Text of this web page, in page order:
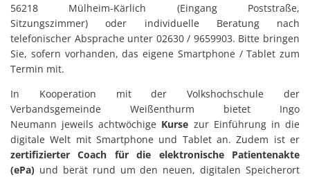
56218 Mülheim-Kärlich (Eingang Poststraße,
Sitzungszimmer) oder individuelle Beratung nach
telefonischer Absprache unter 02630 / 9659903. Bitte bringen
Sie, sofern vorhanden, das eigene Smartphone / Tablet zum
Termin mit.
In Kooperation mit der Volkshochschule der
Verbandsgemeinde Weißenthurm bietet Ingo
Neumann jeweils achtwöchige Kurse zur Einführung in die
digitale Welt mit Smartphone und Tablet an. Zudem ist er
zertifizierter Coach für die elektronische Patientenakte
(ePa) und berät rund um den neuen, digitalen Speicherort